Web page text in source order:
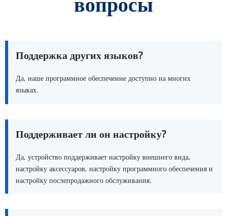
Поддержка других языков?
Да, наше программное обеспечение доступно на многих
языках.
Поддерживает ли он настройку?
Да, устройство поддерживает настройку внешнего вида,
настройку аксессуаров, настройку программного обеспечения и
настройку послепродажного обслуживания.